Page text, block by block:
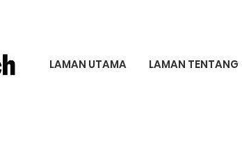
LAMAN UTAMA LAMAN TENTANG